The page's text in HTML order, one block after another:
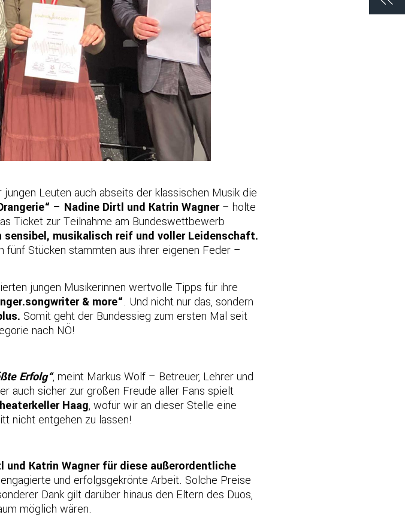
Leuten auch abseits der klassischen Musik die
– Nadine Dirtl und Katrin Wagner– holte
Ticket zur Teilnahme am Bundeswettbewerb
musikalisch reif und voller Leidenschaft.
Stücken stammten aus ihrer eigenen Feder –
jungen Musikerinnen wertvolle Tipps für ihre
& more“. Und nicht nur das, sondern
Somit geht der Bundessieg zum ersten Mal seit
nach NÖ!
Erfolg“, meint Markus Wolf – Betreuer, Lehrer und
auch sicher zur großen Freude aller Fans spielt
Haag, wofür wir an dieser Stelle eine
nicht entgehen zu lassen!
und Katrin Wagner für diese außerordentliche
und erfolgsgekrönte Arbeit. Solche Preise
Dank gilt darüber hinaus den Eltern des Duos,
möglich wären.